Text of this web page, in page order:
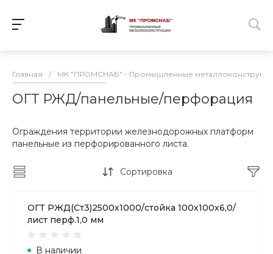
Главная / МК "ПРОМСНАБ" - Промышленные
ОГТ РЖД/панельные/перфорация
Ограждения территории железнодорожных платформ
панельные из перфорированного листа.
Сортировка
ОГТ РЖД(Ст3)2500х1000/стойка 100х100х6,0/
лист перф.1,0 мм
В наличии